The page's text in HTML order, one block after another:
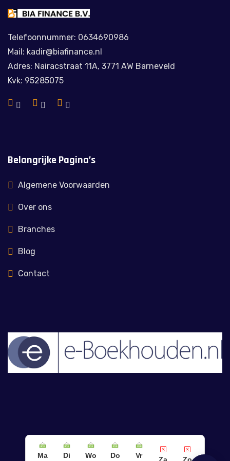
Telefoonnummer: 0634690986
Mail: kadir@biafinance.nl
Adres: Nairacstraat 11A, 3771 AW Barneveld
Kvk: 95285075
Belangrijke Pagina’s
Algemene Voorwaarden
Over ons
Branches
Blog
Contact
Ma Di Wo Do Vr